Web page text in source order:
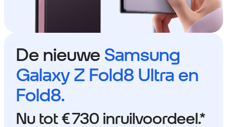
De nieuwe Samsung
Galaxy Z Fold8 Ultra en
Fold8.
Nu tot€ 730 inruilvoordeel.*